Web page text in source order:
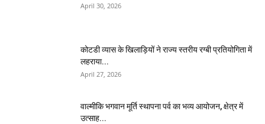
April 30, 2026
कोटडी व्यास के खिलाड़ियों ने राज्य स्तरीय रग्बी प्रतियोगिता में
लहराया...
April 27, 2026
वाल्मीकि भगवान मूर्ति स्थापना पर्व का भव्य आयोजन, क्षेत्र में
उत्साह...